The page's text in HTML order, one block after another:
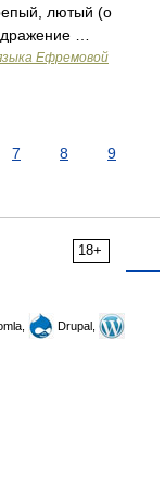
лютый (о
…
Ефремовой
7 8
9
18+
Drupal,